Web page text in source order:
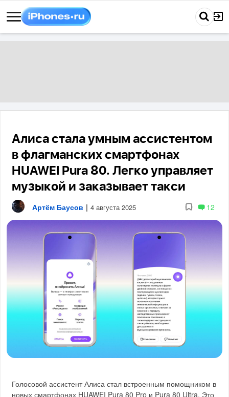
Алиса стала умным ассистентом
в флагманских смартфонах
HUAWEI Pura 80. Легко управляет
музыкой и заказывает такси
Артём Баусов | 4 августа 2025 12
Голосовой ассистент Алиса стал встроенным помощником в
новых смартфонах HUAWEI Pura 80 Pro и Pura 80 Ultra. Это